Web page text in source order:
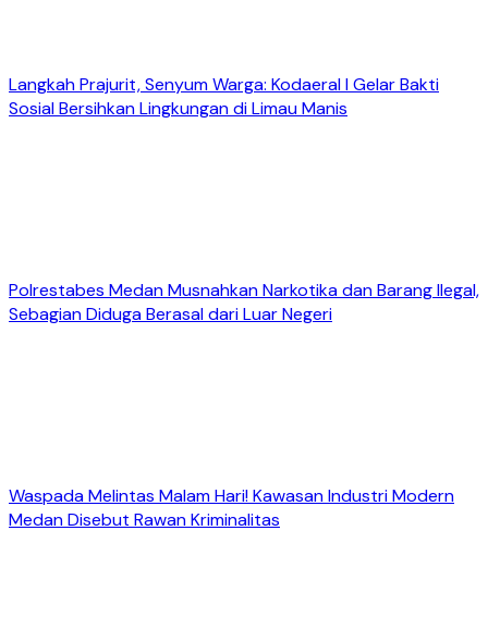
Langkah Prajurit, Senyum Warga: Kodaeral I Gelar Bakti
Sosial Bersihkan Lingkungan di Limau Manis
Polrestabes Medan Musnahkan Narkotika dan Barang Ilegal,
Sebagian Diduga Berasal dari Luar Negeri
Waspada Melintas Malam Hari! Kawasan Industri Modern
Medan Disebut Rawan Kriminalitas